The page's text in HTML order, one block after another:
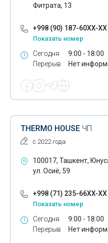
Фитрата, 13
+998 (90) 187-60XX-XX
Показать номер
Сегодня
Перерыв
9:00 - 18:00
Нет
THERMO HOUSE ЧП
с 2022 года
100017, Ташкент,
ул. Осиё, 59
+998 (71) 235-66XX-XX
Показать номер
Сегодня
Перерыв
9:00 - 18:00
Нет